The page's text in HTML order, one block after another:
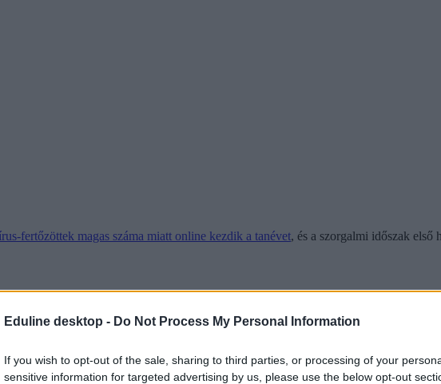
Eduline desktop - Do Not Process My Personal Information
If you wish to opt-out of the sale, sharing to third parties, or processing of your
sensitive information for targeted advertising by us, please use the below opt-out
fertőzöttek magas száma miatt online kezdik a tanévet, és a szorgalmi időszak